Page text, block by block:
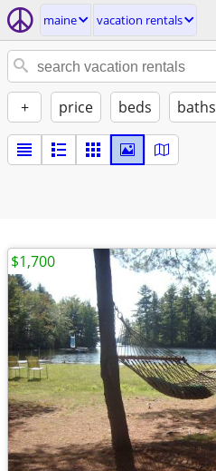
maine vacation rentals
+ price beds baths
$1,700